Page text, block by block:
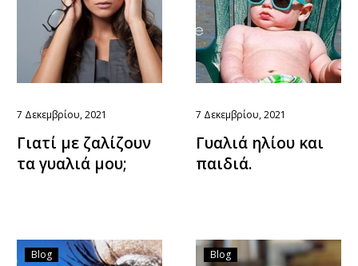
7 Δεκεμβρίου, 2021
Γιατί με ζαλίζουν
τα γυαλιά μου;
7 Δεκεμβρίου, 2021
Γυαλιά ηλίου και
παιδιά.
Blog Blog